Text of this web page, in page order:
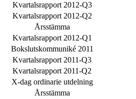
Kvartalsrapport 2012-Q3
Kvartalsrapport 2012-Q2
Årsstämma
Kvartalsrapport 2012-Q1
Bokslutskommuniké 2011
Kvartalsrapport 2011-Q3
Kvartalsrapport 2011-Q2
X-dag ordinarie utdelning
Årsstämma